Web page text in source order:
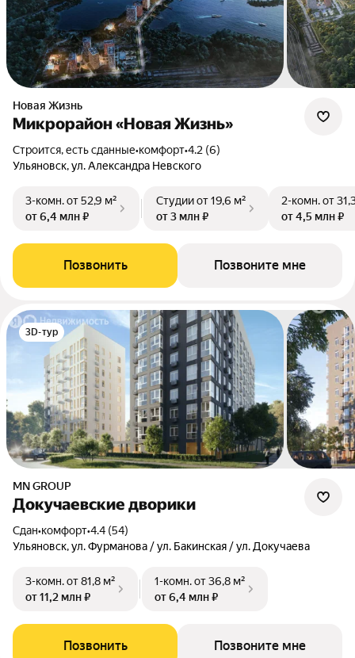
Новая Жизнь
Микрорайон «Новая Жизнь»
Строится, есть сданные•комфорт•4.2 (6)
Ульяновск, ул. Александра Невского
3-комн.от 52,9 м²
от 6,4 млн ₽
Студииот 19,6 м²
от 3 млн ₽
2-комн.от
от 4,5 млн ₽
Позвонить Позвоните мне
3D-тур
MN GROUP
Докучаевские дворики
Сдан•комфорт•4.4 (54)
Ульяновск, ул. Фурманова / ул. Бакинская / ул. Докучаева
3-комн.от 81,8 м²
от 11,2 млн ₽
1-комн.от 36,8 м²
от 6,4 млн ₽
Позвонить Позвоните мне